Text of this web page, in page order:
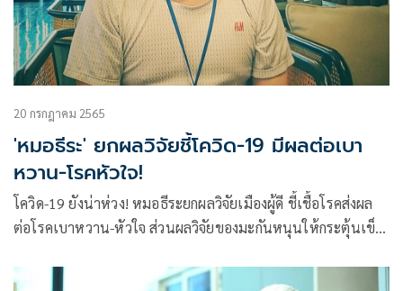
20 กรกฎาคม 2565
'หมอธีระ' ยกผลวิจัยชี้โควิด-19 มีผลต่อเบา
หวาน-โรคหัวใจ!
โควิด-19 ยังน่าห่วง! หมอธีระยกผลวิจัยเมืองผู้ดี ชี้เชื้อโรคส่งผล
ต่อโรคเบาหวาน-หัวใจ ส่วนผลวิจัยของมะกันหนุนให้กระตุ้นเข็ม